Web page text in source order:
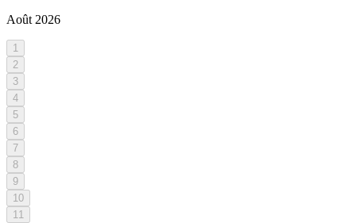
Août 2026
1
2
3
4
5
6
7
8
9
10
11